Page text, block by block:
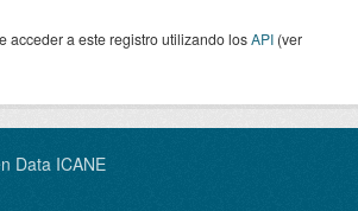
acceder a este registro utilizando losAPI (ver
Data ICANE